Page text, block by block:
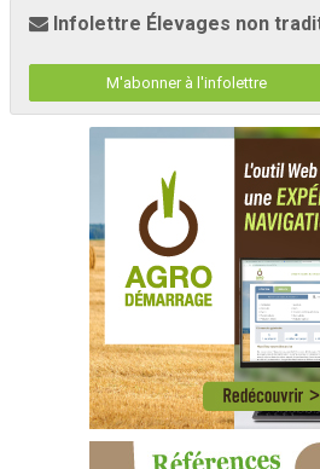
Infolettre Élevages non
M'abonner à l'infolettre